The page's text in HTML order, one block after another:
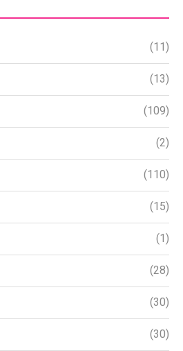
(11)
(13)
(109)
(2)
(110)
(15)
(1)
(28)
(30)
(30)